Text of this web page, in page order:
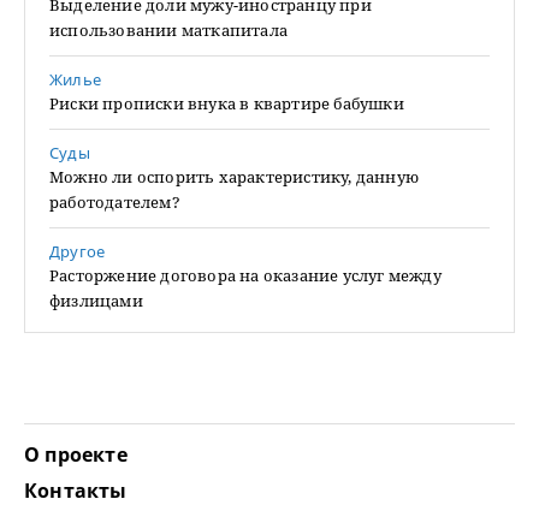
Выделение доли мужу-иностранцу при
использовании маткапитала
Жилье
Риски прописки внука в квартире бабушки
Суды
Можно ли оспорить характеристику, данную
работодателем?
Другое
Расторжение договора на оказание услуг между
физлицами
О проекте
Контакты